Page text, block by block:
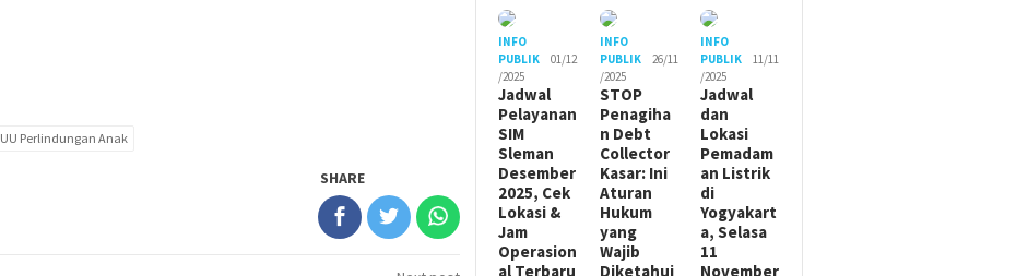
UU Perlindungan Anak
SHARE
INFO
PUBLIK
01/12
/2025
Jadwal
Pelayanan
SIM
Sleman
Desember
2025, Cek
Lokasi &
Jam
Operasion
al Terbaru
INFO
PUBLIK
26/11
/2025
STOP
Penagiha
n Debt
Collector
Kasar: Ini
Aturan
Hukum
yang
Wajib
Diketahui
INFO
PUBLIK
11/11
/2025
Jadwal
dan
Lokasi
Pemadam
an Listrik
di
Yogyakart
a, Selasa
11
November